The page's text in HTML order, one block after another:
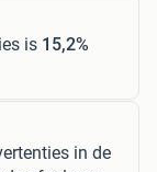
is 15,2%
in de